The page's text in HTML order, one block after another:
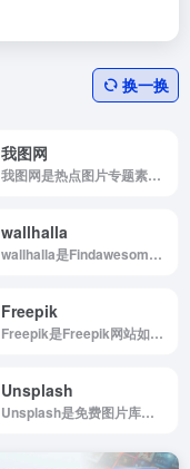
换一换
我图网
我图网是热点图片专题素材下载
wallhalla
wallhalla是Findawesomehighqualitywallpapersfordesktopandmobileinoneplace.
Freepik
Freepik是Freepik网站如何使用 浏览...
Unsplash
Unsplash是免费图片库，适合任何项目使用，无版权限制